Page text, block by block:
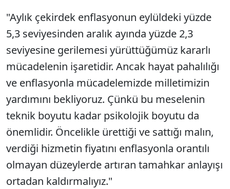
"Aylık çekirdek enflasyonun eylüldeki yüzde
5,3 seviyesinden aralık ayında yüzde 2,3
seviyesine gerilemesi yürüttüğümüz kararlı
mücadelenin işaretidir. Ancak hayat pahalılığı
ve enflasyonla mücadelemizde milletimizin
yardımını bekliyoruz. Çünkü bu meselenin
teknik boyutu kadar psikolojik boyutu da
önemlidir. Öncelikle ürettiği ve sattığı malın,
verdiği hizmetin fiyatını enflasyonla orantılı
olmayan düzeylerde artıran tamahkar anlayışı
ortadan kaldırmalıyız."